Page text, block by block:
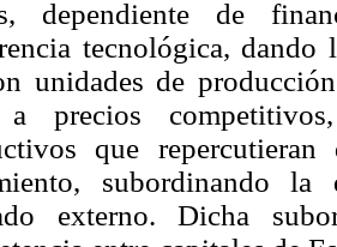
dependiente de
tecnológica, dando
unidades de
precios
que
subordinando
externo. Dicha